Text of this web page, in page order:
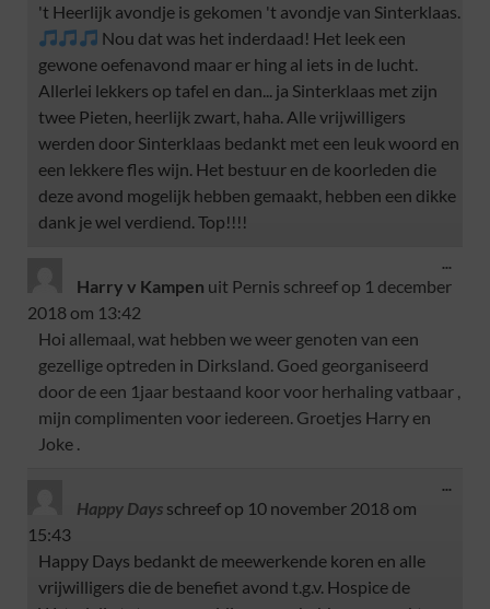
't Heerlijk avondje is gekomen 't avondje van Sinterklaas.
Nou dat was het inderdaad! Het leek een
gewone oefenavond maar er hing al iets in de lucht.
Allerlei lekkers op tafel en dan... ja Sinterklaas met zijn
twee Pieten, heerlijk zwart, haha. Alle vrijwilligers
werden door Sinterklaas bedankt met een leuk woord en
een lekkere fles wijn. Het bestuur en de koorleden die
deze avond mogelijk hebben gemaakt, hebben een dikke
dank je wel verdiend. Top!!!!
Harry v Kampen uit Pernis schreef op 1 december
2018 om 13:42
Hoi allemaal, wat hebben we weer genoten van een
gezellige optreden in Dirksland. Goed georganiseerd
door de een 1jaar bestaand koor voor herhaling vatbaar ,
mijn complimenten voor iedereen. Groetjes Harry en
Joke .
...
Happy Days schreef op 10 november 2018 om
15:43
Happy Days bedankt de meewerkende koren en alle
vrijwilligers die de benefiet avond t.g.v. Hospice de
...